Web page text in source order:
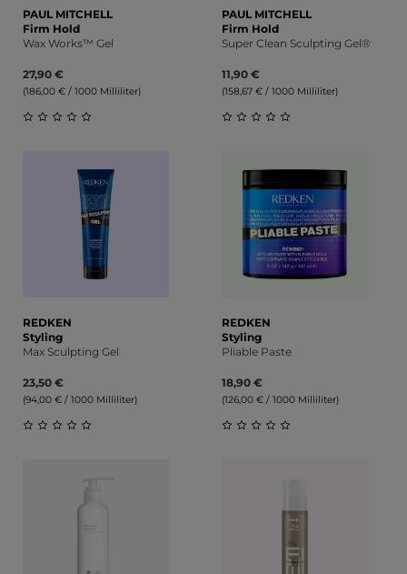
PAUL MITCHELL
Firm Hold
Wax Works™ Gel
27,90 €
(186,00 € / 1000 Milliliter)
PAUL MITCHELL
Firm Hold
Super Clean Sculpting Gel®
11,90 €
(158,67 € / 1000 Milliliter)
REDKEN
Styling
Max Sculpting Gel
23,50 €
(94,00 € / 1000 Milliliter)
REDKEN
Styling
Pliable Paste
18,90 €
(126,00 € / 1000 Milliliter)